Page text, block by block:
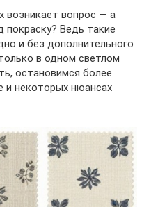
возникает вопрос — а
Ведь такие
и без дополнительного
в одном светлом
остановимся более
и некоторых нюансах